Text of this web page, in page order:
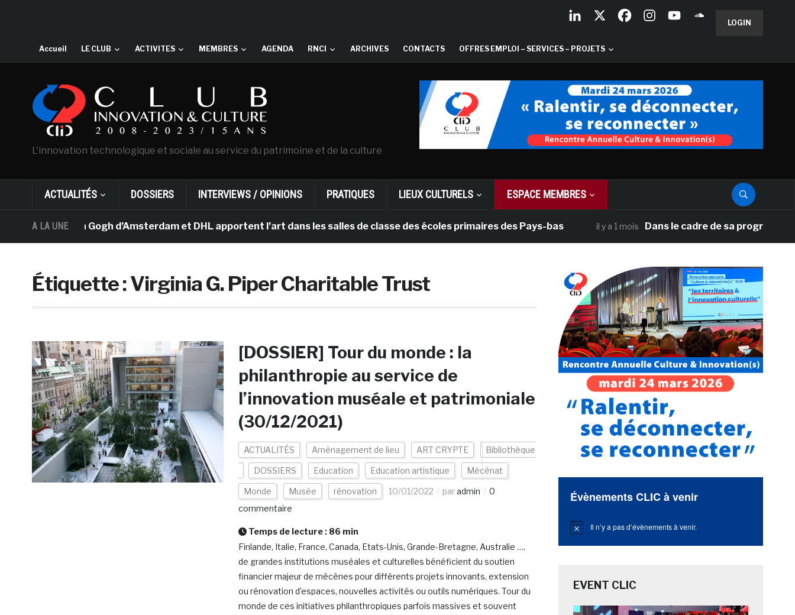
LOGIN
Accueil LE CLUB ACTIVITES MEMBRES AGENDA RNCI ARCHIVES CONTACTS OFFRES EMPLOI – SERVICES – PROJETS
L'innovation technologique et sociale au service du patrimoine et de la culture
ACTUALITÉS DOSSIERS INTERVIEWS / OPINIONS PRATIQUES LIEUX CULTURELS ESPACE MEMBRES
A LA UNE
musée Van Gogh d’Amsterdam et DHL apportent l’art dans les salles de classe des écoles primaires des Pays-bas il y a 1 mois Dans le cadre de sa programmation
Étiquette :Virginia G. Piper Charitable Trust
[DOSSIER] Tour du monde : la
philanthropie au service de
l’innovation muséale et patrimoniale
(30/12/2021)
ACTUALITÉS Aménagement de lieu ART CRYPTE Bibliothèque
DOSSIERS Education Education artistique Mécénat
Monde Musée rénovation 10/01/2022 paradmin
0
commentaire
Temps de lecture : 86 min
Finlande, Italie, France, Canada, Etats-Unis, Grande-Bretagne, Australie ….
de grandes institutions muséales et culturelles bénéficient du soutien
financier majeur de mécènes pour différents projets innovants, extension
ou rénovation d’espaces, nouvelles activités ou outils numériques. Tour du
monde de ces initiatives philanthropiques parfois massives et souvent
Évènements CLIC à venir
Notice Il n’y a pas d’évènements à venir.
EVENT CLIC